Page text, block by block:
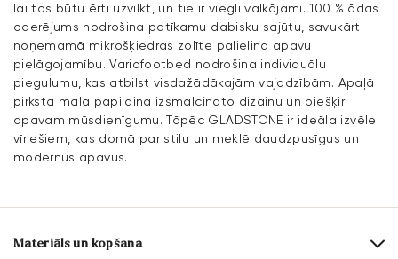
lai tos būtu ērti uzvilkt, un tie ir viegli valkājami. 100 % ādas
oderējums nodrošina patīkamu dabisku sajūtu, savukārt
noņemamā mikrošķiedras zolīte palielina apavu
pielāgojamību. Variofootbed nodrošina individuālu
piegulumu, kas atbilst visdažādākajām vajadzībām. Apaļā
pirksta mala papildina izsmalcināto dizainu un piešķir
apavam mūsdienīgumu. Tāpēc GLADSTONE ir ideāla izvēle
vīriešiem, kas domā par stilu un meklē daudzpusīgus un
modernus apavus.
Materiāls un kopšana